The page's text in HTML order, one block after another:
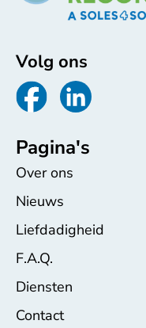
Volg ons
Pagina's
Over ons
Nieuws
Liefdadigheid
F.A.Q.
Diensten
Contact